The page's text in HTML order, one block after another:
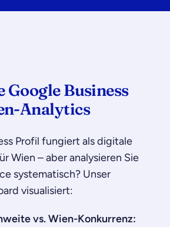
Business
Analytics
Profil fungiert als digitale
Wien – aber analysieren Sie
systematisch? Unser
visualisiert:
vs. Wien-Konkurrenz: